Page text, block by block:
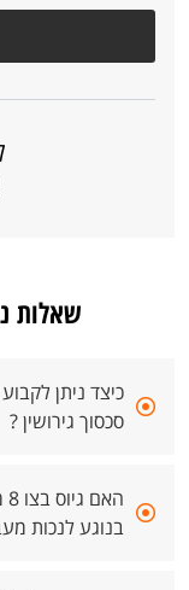
שאלות
כיצד ניתן
סכסוך גירושין ?
בנוגע לנכות